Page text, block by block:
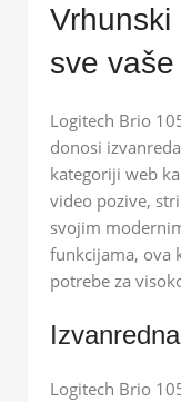
Vrhunski
sve
Logitech Brio
donosi
kategoriji web
video pozive,
svojim
funkcijama, ova
potrebe za
Logitech Brio